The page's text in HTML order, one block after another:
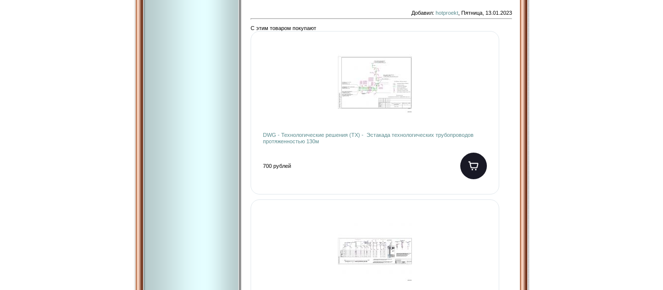
Добавил: hotproekt , Пятница, 13.01.2023
С этим товаром покупают
DWG - Технологические решения (ТХ) - Эстакада технологических трубопроводов
протяженностью 130м
700 рублей